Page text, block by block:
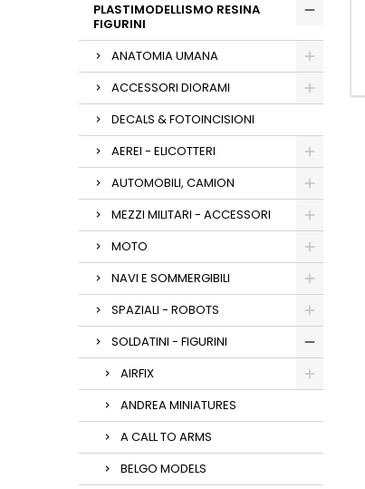
PLASTIMODELLISMO RESINA
FIGURINI
ANATOMIA UMANA
ACCESSORI DIORAMI
DECALS & FOTOINCISIONI
AEREI - ELICOTTERI
AUTOMOBILI, CAMION
MEZZI MILITARI - ACCESSORI
MOTO
NAVI E SOMMERGIBILI
SPAZIALI - ROBOTS
SOLDATINI - FIGURINI
AIRFIX
ANDREA MINIATURES
A CALL TO ARMS
BELGO MODELS